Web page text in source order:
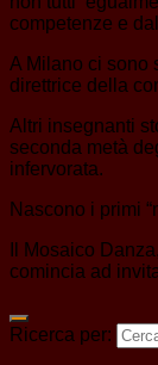
competenze e
A Milano ci sono
direttrice della
Altri insegnanti
seconda metà
infervorata.
Nascono i primi
Il Mosaico
comincia ad
Ricerca per: